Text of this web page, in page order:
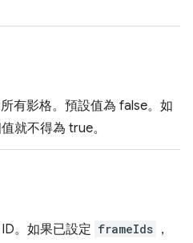
有影格。預設值為 false。如
值就不得為 true。
。如果已設定 frameIds ，